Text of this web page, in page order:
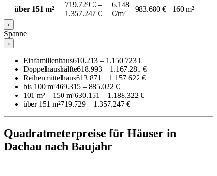
über 151 m²
719.729 € –
1.357.247 €
6.148
€/m²
983.680 € 160 m²
‹
Spanne
›
Einfamilienhaus610.213 – 1.150.723 €
Doppelhaushälfte618.993 – 1.167.281 €
Reihenmittelhaus613.871 – 1.157.622 €
bis 100 m²469.315 – 885.022 €
101 m² – 150 m²630.151 – 1.188.322 €
über 151 m²719.729 – 1.357.247 €
Quadratmeterpreise für Häuser in
Dachau nach Baujahr